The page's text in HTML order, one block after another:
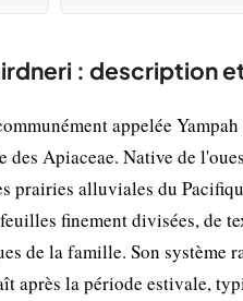
: description
appelée
des Apiaceae. Native de
prairies alluviales du
finement divisées, de
de la famille. Son système
après la période estivale,